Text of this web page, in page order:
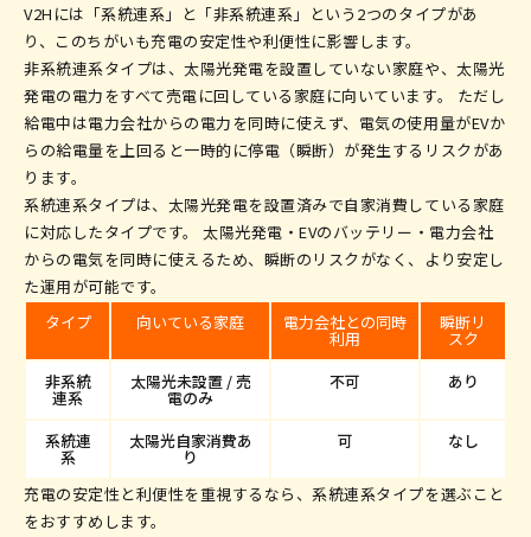
V2Hには「系統連系」と「非系統連系」という2つのタイプがあ
り、このちがいも充電の安定性や利便性に影響します。
非系統連系タイプは、太陽光発電を設置していない家庭や、太陽光
発電の電力をすべて売電に回している家庭に向いています。 ただし
給電中は電力会社からの電力を同時に使えず、電気の使用量がEVか
らの給電量を上回ると一時的に停電（瞬断）が発生するリスクがあ
ります。
系統連系タイプは、太陽光発電を設置済みで自家消費している家庭
に対応したタイプです。 太陽光発電・EVのバッテリー・電力会社
からの電気を同時に使えるため、瞬断のリスクがなく、より安定し
た運用が可能です。
タイプ
向いている家庭 電力会社との同時
利用
瞬断リ
スク
非系統
連系
太陽光未設置 / 売
電のみ
不可 あり
系統連
系
太陽光自家消費あ
り
可 なし
充電の安定性と利便性を重視するなら、系統連系タイプを選ぶこと
をおすすめします。